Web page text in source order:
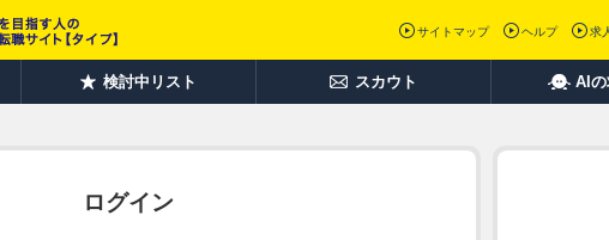
サイトマップ ヘルプ 求
検討中リスト スカウト AIの
ログイン